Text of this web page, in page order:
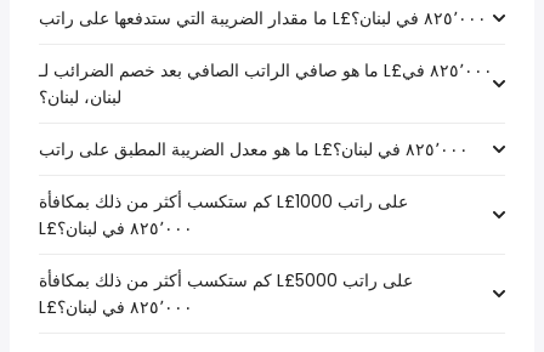
ما هو صافي الراتب الصافي بعد خصم الضرائب لـ L£‏٨٢٥٬٠٠٠ في
لبنان، لبنان؟
كم ستكسب أكثر من ذلك بمكافأة L£1000 على راتب
كم ستكسب أكثر من ذلك بمكافأة L£5000 على راتب